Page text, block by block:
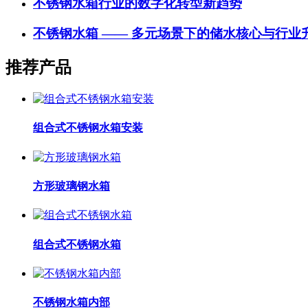
不锈钢水箱 —— 多元场景下的储水核心与行业
推荐产品
组合式不锈钢水箱安装
方形玻璃钢水箱
组合式不锈钢水箱
不锈钢水箱内部